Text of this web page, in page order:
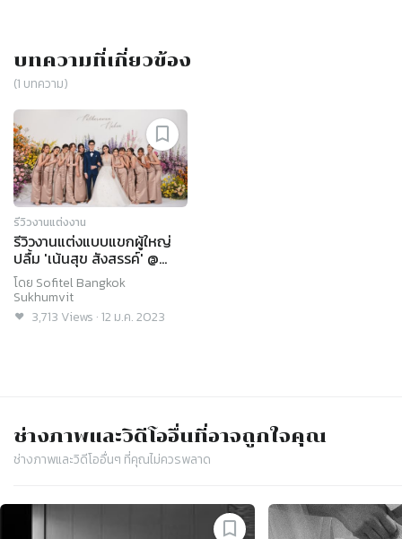
บทความที่เกี่ยวข้อง
(1 บทความ)
รีวิวงานแต่งงาน
รีวิวงานแต่งแบบแขกผู้ใหญ่
ปลื้ม 'เน้นสุข สังสรรค์' @
Sofitel Bangkok
Sukhumvit
โดย Sofitel Bangkok
Sukhumvit
3,713 Views ·12 ม.ค. 2023
ช่างภาพและวิดีโออื่นที่อาจถูกใจคุณ
ช่างภาพและวิดีโออื่นๆ ที่คุณไม่ควรพลาด
Slide 1 of 4